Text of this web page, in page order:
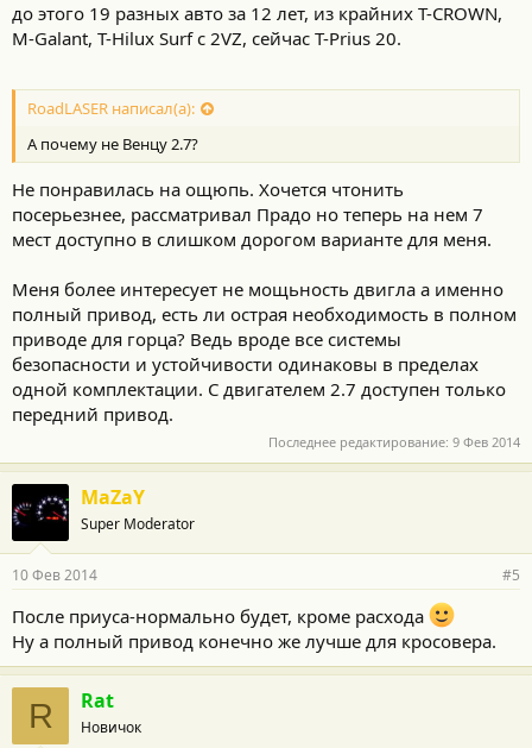
до этого 19 разных авто за 12 лет, из крайних T-CROWN,
M-Galant, T-Hilux Surf c 2VZ, сейчас T-Prius 20.
RoadLASER написал(а):
А почему не Венцу 2.7?
Не понравилась на ощюпь. Хочется чтонить
посерьезнее, рассматривал Прадо но теперь на нем 7
мест доступно в слишком дорогом варианте для меня.
Меня более интересует не мощьность двигла а именно
полный привод, есть ли острая необходимость в полном
приводе для горца? Ведь вроде все системы
безопасности и устойчивости одинаковы в пределах
одной комплектации. C двигателем 2.7 доступен только
передний привод.
Последнее редактирование: 9 Фев 2014
MaZaY
Super Moderator
10 Фев 2014 #5
После приуса-нормально будет, кроме расхода
Ну а полный привод конечно же лучше для кросовера.
R Rat
Новичок